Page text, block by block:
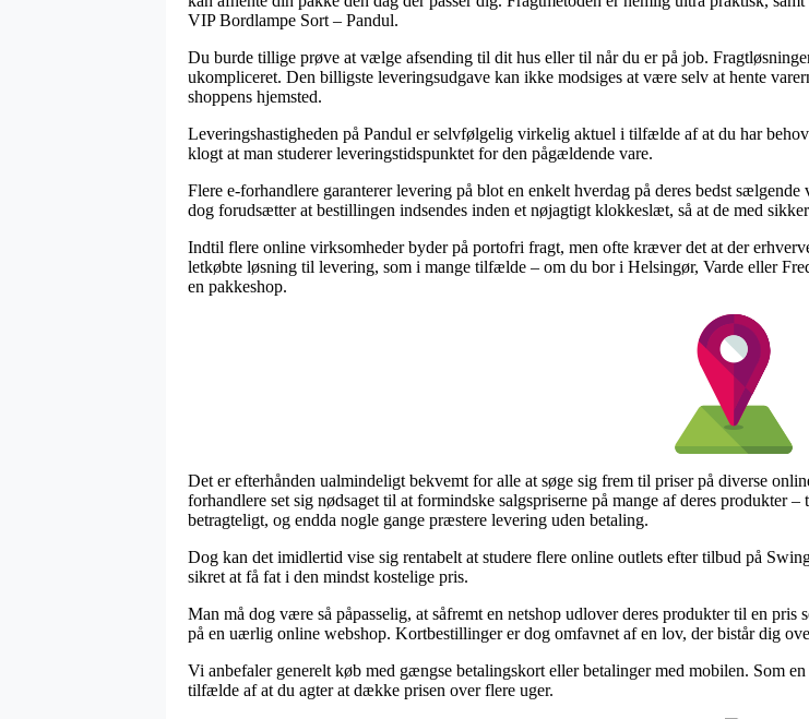
VIP Bordlampe Sort – Pandul.
Du burde tillige prøve at vælge afsending til dit hus eller til når du er på job.
ukompliceret. Den billigste leveringsudgave kan ikke modsiges at være selv at hente
shoppens hjemsted.
Leveringshastigheden på Pandul er selvfølgelig virkelig aktuel i tilfælde af at du har
klogt at man studerer leveringstidspunktet for den pågældende vare.
Flere e-forhandlere garanterer levering på blot en enkelt hverdag på deres bedst
dog forudsætter at bestillingen indsendes inden et nøjagtigt klokkeslæt, så at de med
Indtil flere online virksomheder byder på portofri fragt, men ofte kræver det at der
letkøbte løsning til levering, som i mange tilfælde – om du bor i Helsingør, Varde eller
en pakkeshop.
Det er efterhånden ualmindeligt bekvemt for alle at søge sig frem til priser på diverse
forhandlere set sig nødsaget til at formindske salgspriserne på mange af deres
betragteligt, og endda nogle gange præstere levering uden betaling.
Dog kan det imidlertid vise sig rentabelt at studere flere online outlets efter tilbud på
sikret at få fat i den mindst kostelige pris.
Man må dog være så påpasselig, at såfremt en netshop udlover deres produkter til en
på en uærlig online webshop. Kortbestillinger er dog omfavnet af en lov, der bistår dig
Vi anbefaler generelt køb med gængse betalingskort eller betalinger med mobilen. Som
tilfælde af at du agter at dække prisen over flere uger.